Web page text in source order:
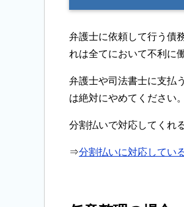
弁護士に依頼して行う債
れは全てにおいて不利に
弁護士や司法書士に支払
は絶対にやめてください。
分割払いで対応してくれ
⇒分割払いに対応してい